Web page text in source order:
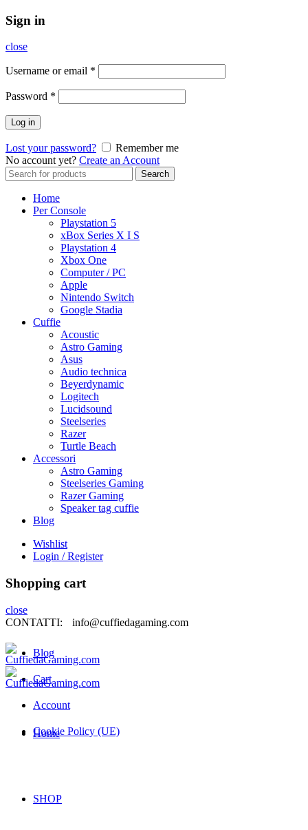
Sign in
close
Username or email *
Password *
Log in
Lost your password?
Remember me
No account yet? Create an Account
Search
for:
Search
Home
Per Console
Playstation 5
xBox Series X I S
Playstation 4
Xbox One
Computer / PC
Apple
Nintendo Switch
Google Stadia
Cuffie
Acoustic
Astro Gaming
Asus
Audio technica
Beyerdynamic
Logitech
Lucidsound
Steelseries
Razer
Turtle Beach
Accessori
Astro Gaming
Steelseries Gaming
Razer Gaming
Speaker tag cuffie
Blog
Wishlist
Login / Register
Shopping cart
close
CONTATTI:
info@cuffiedagaming.com
Blog
Cart
Account
Cookie Policy (UE)
Home
SHOP